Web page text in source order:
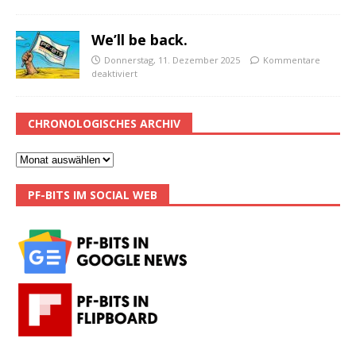
We’ll be back.
Donnerstag, 11. Dezember 2025
Kommentare
deaktiviert
CHRONOLOGISCHES ARCHIV
PF-BITS IM SOCIAL WEB